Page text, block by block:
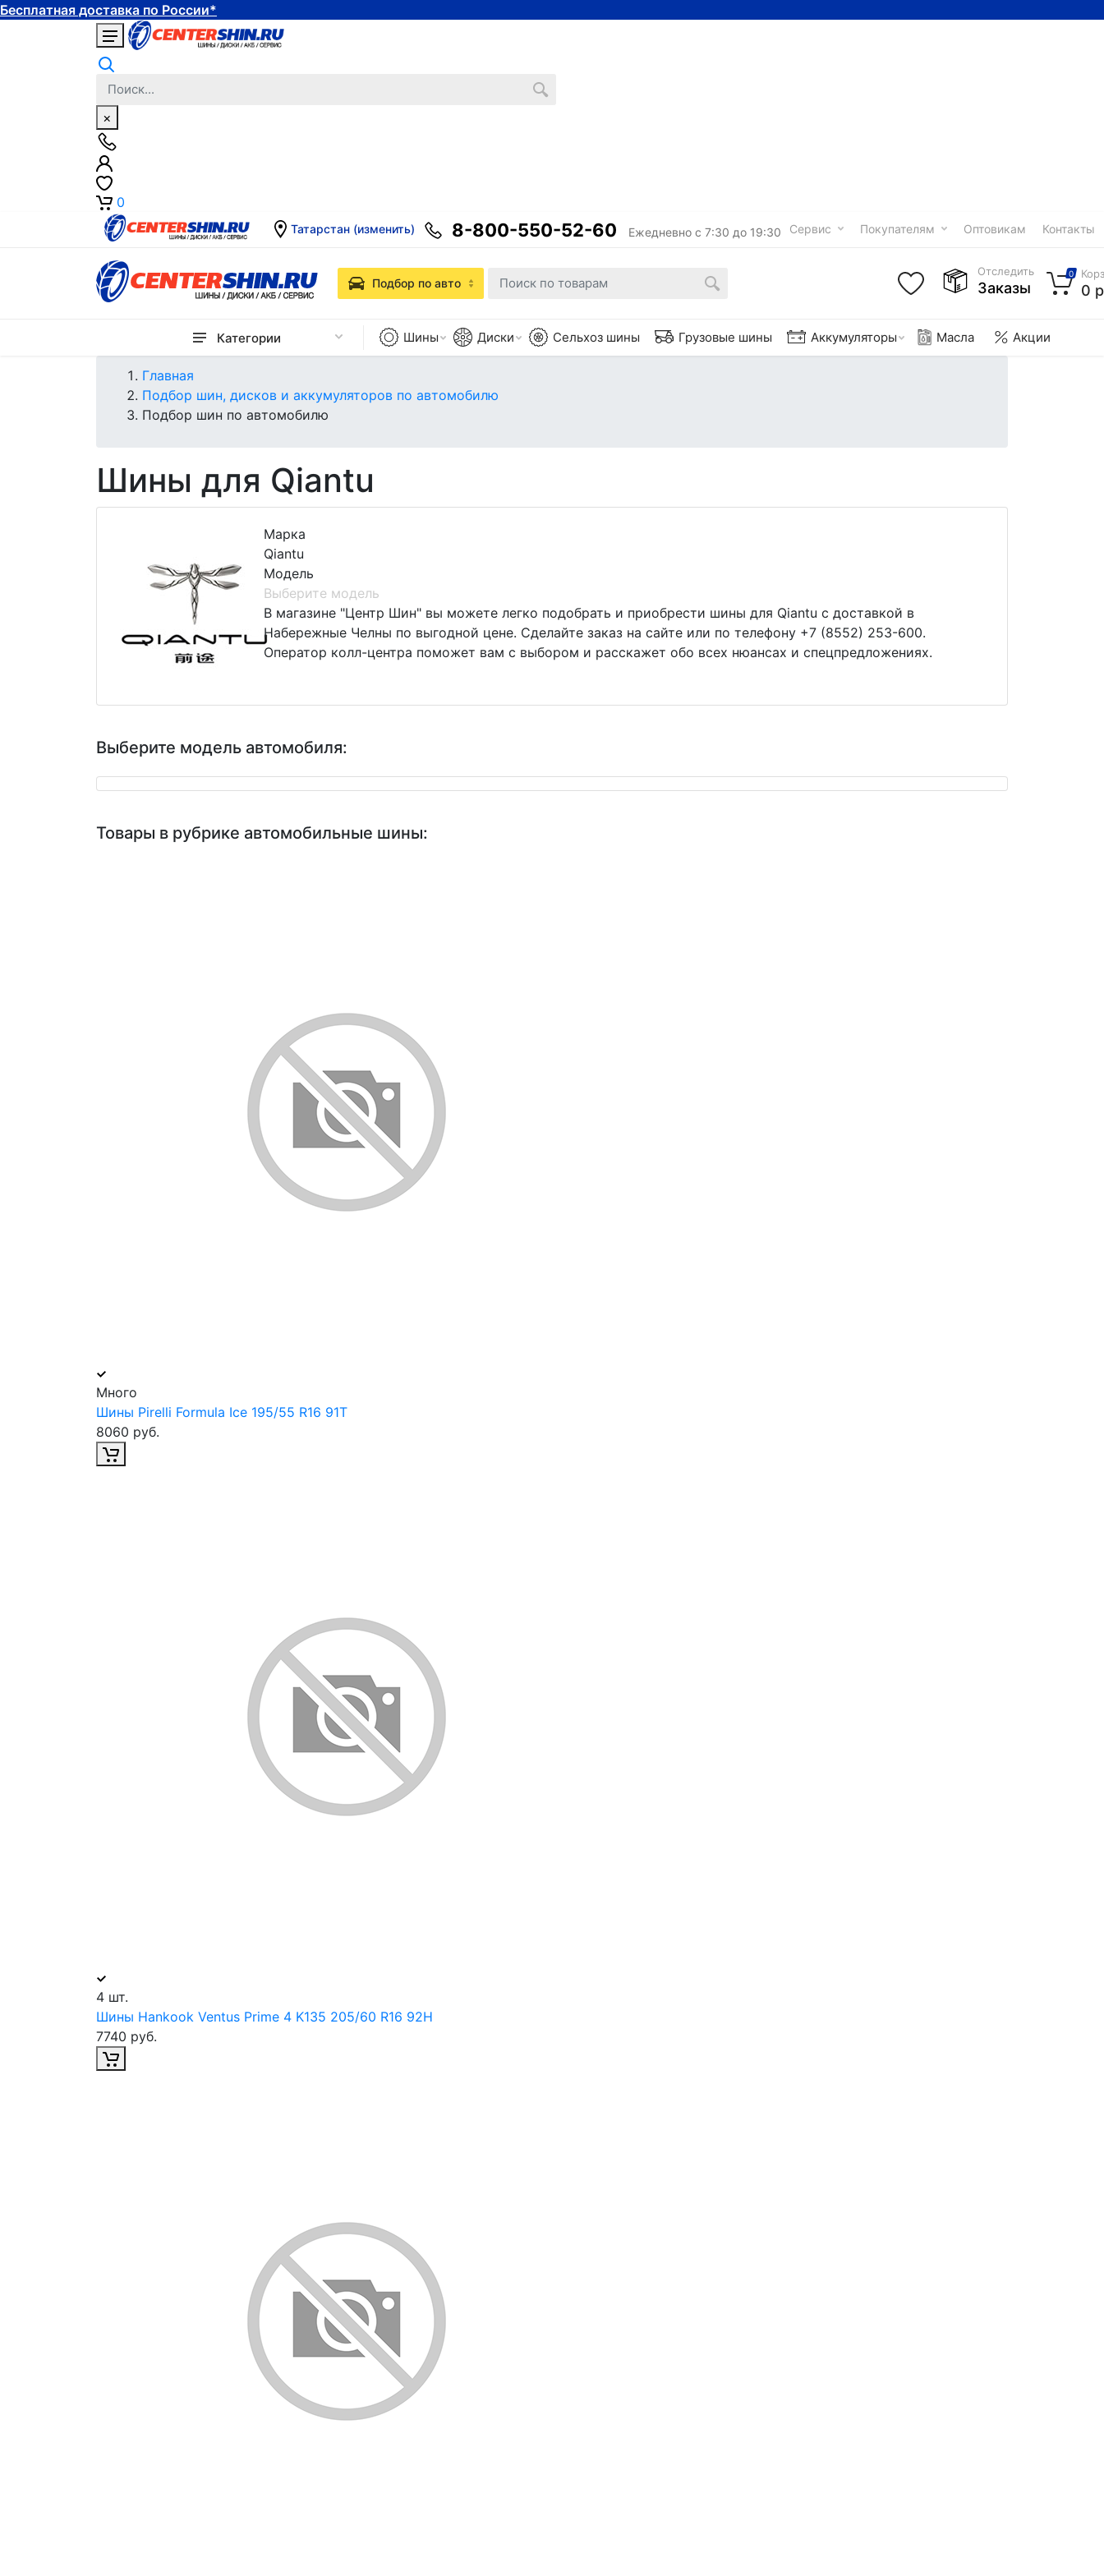
Бесплатная доставка по России*
×
0
Татарстан (изменить) 8-800-550-52-60 Ежедневно с 7:30 до 19:30 Сервис Покупателям Оптовикам Контакты
Категории Шины Диски Сельхоз шины Грузовые шины Аккумуляторы Масла Акции
Подбор по авто
Отследить
Заказы
0
0
Главная
Подбор шин, дисков и аккумуляторов по автомобилю
Подбор шин по автомобилю
Шины для Qiantu
Марка
Qiantu
Модель
Выберите модель
В магазине "Центр Шин" вы можете легко подобрать и приобрести шины для Qiantu с доставкой в
Набережные Челны по выгодной цене. Сделайте заказ на сайте или по телефону +7 (8552) 253-600.
Оператор колл-центра поможет вам с выбором и расскажет обо всех нюансах и спецпредложениях.
Выберите модель автомобиля:
Товары в рубрике автомобильные шины:
Много
Шины Pirelli Formula Ice 195/55 R16 91T
8060 руб.
4 шт.
Шины Hankook Ventus Prime 4 K135 205/60 R16 92H
7740 руб.